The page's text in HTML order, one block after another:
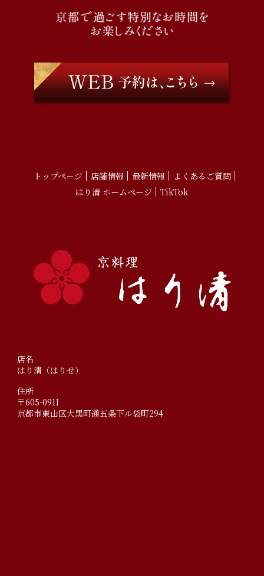
トップページ 店舗情報 最新情報
よくあるご質問
はり清 ホームページ
TikTok
店名
はり清（はりせ）
住所
〒605-0911
京都市東山区大黒町通五条下ル袋町294